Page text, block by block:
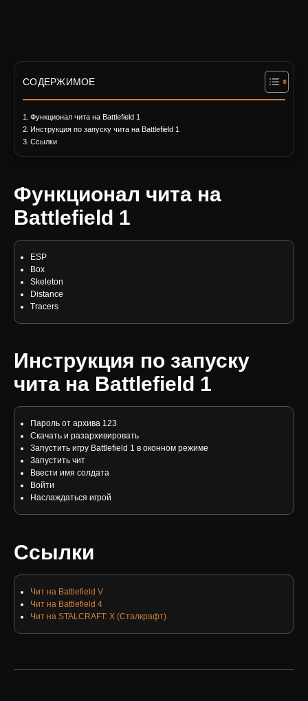
СОДЕРЖИМОЕ
Функционал чита на Battlefield 1
Инструкция по запуску чита на Battlefield 1
Ссылки
Функционал чита на
Battlefield 1
ESP
Box
Skeleton
Distance
Tracers
Инструкция по запуску
чита на Battlefield 1
Пароль от архива 123
Скачать и разархивировать
Запустить игру Battlefield 1 в оконном режиме
Запустить чит
Ввести имя солдата
Войти
Наслаждаться игрой
Ссылки
Чит на Battlefield V
Чит на Battlefield 4
Чит на STALCRAFT: X (Сталкрафт)